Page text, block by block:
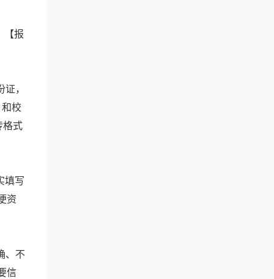
【报
，
校
格式
填写
资
、不
信